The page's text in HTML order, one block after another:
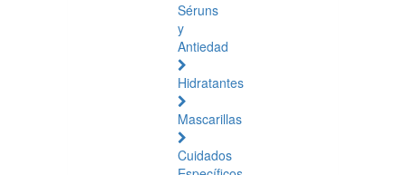
Séruns
y
Antiedad
Hidratantes
Mascarillas
Cuidados